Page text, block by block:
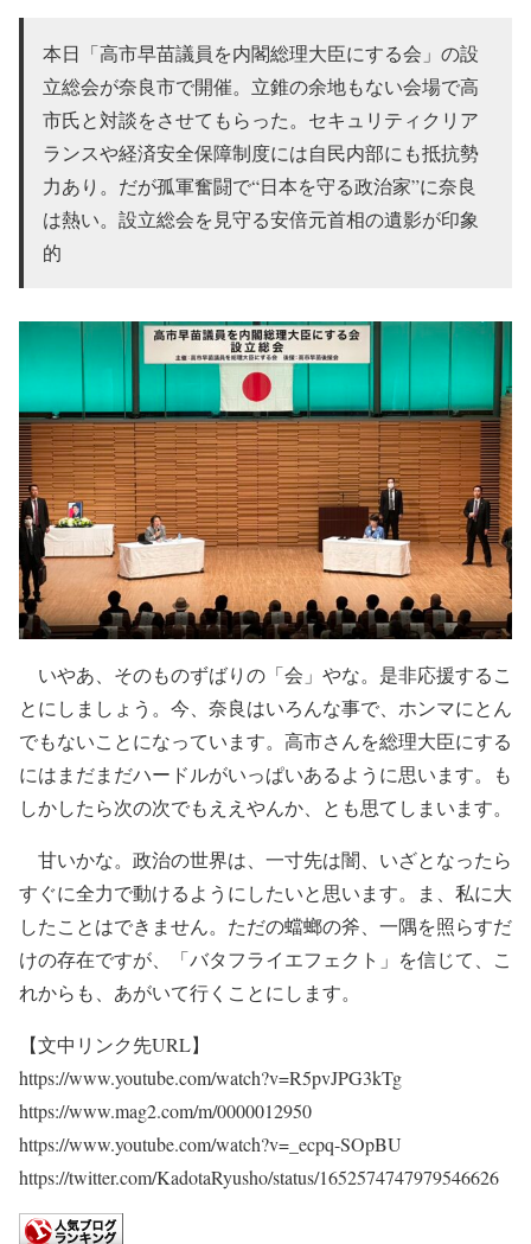
本日「高市早苗議員を内閣総理大臣にする会」の設
立総会が奈良市で開催。立錐の余地もない会場で高
市氏と対談をさせてもらった。セキュリティクリア
ランスや経済安全保障制度には自民内部にも抵抗勢
力あり。だが孤軍奮闘で“日本を守る政治家”に奈良
は熱い。設立総会を見守る安倍元首相の遺影が印象
的
いやあ、そのものずばりの「会」やな。是非応援するこ
とにしましょう。今、奈良はいろんな事で、ホンマにとん
でもないことになっています。高市さんを総理大臣にする
にはまだまだハードルがいっぱいあるように思います。も
しかしたら次の次でもええやんか、とも思てしまいます。
甘いかな。政治の世界は、一寸先は闇、いざとなったら
すぐに全力で動けるようにしたいと思います。ま、私に大
したことはできません。ただの蟷螂の斧、一隅を照らすだ
けの存在ですが、「バタフライエフェクト」を信じて、こ
れからも、あがいて行くことにします。
【文中リンク先URL】
https://www.youtube.com/watch?v=R5pvJPG3kTg
https://www.mag2.com/m/0000012950
https://www.youtube.com/watch?v=_ecpq-SOpBU
https://twitter.com/KadotaRyusho/status/1652574747979546626